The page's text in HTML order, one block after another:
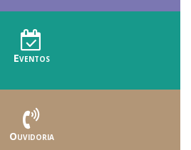
Eventos
Ouvidoria